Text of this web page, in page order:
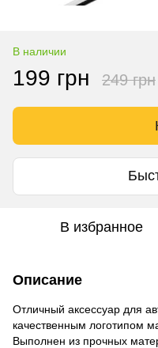
В наличии
199 грн 249 грн
В избранное
Описание
Отличный аксессуар для
качественным логотипом
Выполнен из прочных